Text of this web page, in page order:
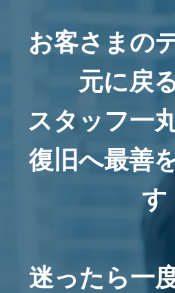
お客さまの
元に戻
スタッフ一
復旧へ最善
す
迷ったら一